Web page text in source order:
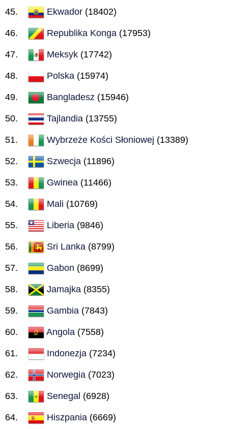
Ekwador (18402)
Republika Konga (17953)
Meksyk (17742)
Polska (15974)
Bangladesz (15946)
Tajlandia (13755)
Wybrzeże Kości Słoniowej (13389)
Szwecja (11896)
Gwinea (11466)
Mali (10769)
Liberia (9846)
Sri Lanka (8799)
Gabon (8699)
Jamajka (8355)
Gambia (7843)
Angola (7558)
Indonezja (7234)
Norwegia (7023)
Senegal (6928)
Hiszpania (6669)